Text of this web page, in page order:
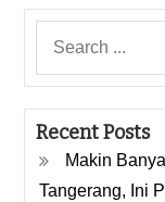
Recent Posts
Makin
Tangerang, Ini